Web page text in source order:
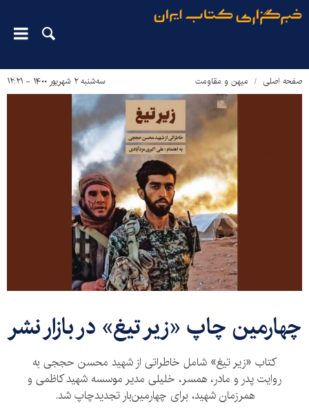
صفحه اصلی میهن و مقاومت سه‌شنبه ۲ شهریور ۱۴۰۰ - ۱۲:۲۱
چهارمین چاپ «زیر تیغ» در بازار نشر
کتاب «زیر تیغ» شامل خاطراتی از شهید محسن حججی به
روایت پدر و مادر، همسر، خلیلی مدیر موسسه شهید کاظمی و
همرزمان شهید، برای چهارمین‌بار تجدید‌چاپ شد.